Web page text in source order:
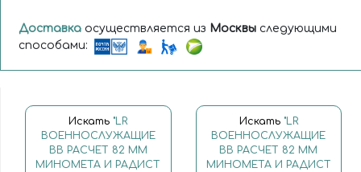
Доставка осуществляется из Москвы следующими
способами:
Искать "LR
ВОЕННОСЛУЖАЩИЕ
ВВ РАСЧЕТ 82 ММ
МИНОМЕТА И РАДИСТ
Искать "LR
ВОЕННОСЛУЖАЩИЕ
ВВ РАСЧЕТ 82 ММ
МИНОМЕТА И РАДИСТ